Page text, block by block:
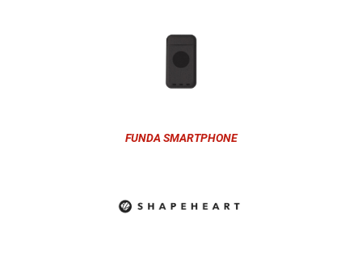
FUNDA SMARTPHONE